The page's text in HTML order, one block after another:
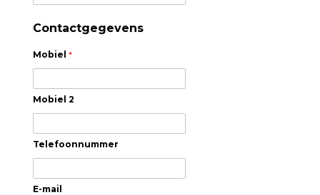
Contactgegevens
Mobiel *
Mobiel 2
Telefoonnummer
E-mail